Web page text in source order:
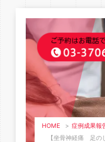
HOME > 症例成果報
【坐骨神経痛 足